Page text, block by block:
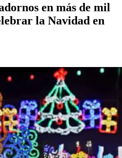
en más de mil
la Navidad en